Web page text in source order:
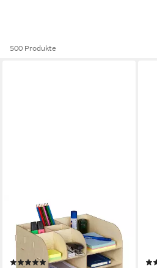
500 Produkte
RELAXDAYS
Organizer Schreibtisch
Organizer mit Ablagefächern,
hellbraun
(15)